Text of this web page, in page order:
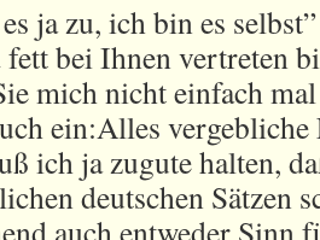
ja zu, ich bin es
bei Ihnen vertreten
mich nicht einfach
ein:Alles
ich ja zugute halten,
deutschen Sätzen
auch entweder Sinn